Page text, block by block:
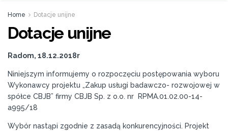
Home Dotacje unijne
Dotacje unijne
Radom, 18.12.2018r
Niniejszym informujemy o rozpoczęciu postępowania wyboru
Wykonawcy projektu „Zakup usługi badawczo- rozwojowej w
spółce CBJB” firmy CBJB Sp. z o.o. nr RPMA.01.02.00-14-
a995/18
Wybór nastąpi zgodnie z zasadą konkurencyjności. Projekt